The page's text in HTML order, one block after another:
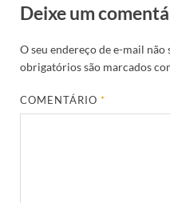
Deixe um
O seu endereço de e-mail não
obrigatórios são marcados
COMENTÁRIO*